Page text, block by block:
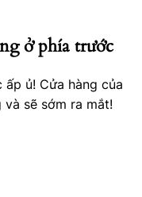
ở phía trước
ủ! Cửa hàng của
sẽ sớm ra mắt!